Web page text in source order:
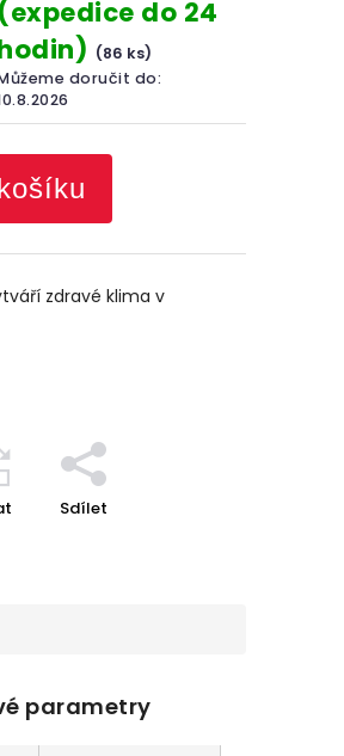
(expedice do 24
(86 ks)
doručit do:
zdravé klima v
Sdílet
parametry